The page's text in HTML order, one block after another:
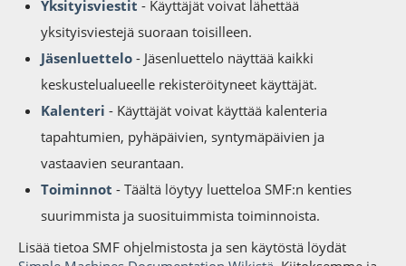
Yksityisviestit - Käyttäjät voivat lähettää
yksityisviestejä suoraan toisilleen.
Jäsenluettelo - Jäsenluettelo näyttää kaikki
keskustelualueelle rekisteröityneet käyttäjät.
Kalenteri - Käyttäjät voivat käyttää kalenteria
tapahtumien, pyhäpäivien, syntymäpäivien ja
vastaavien seurantaan.
Toiminnot - Täältä löytyy luetteloa SMF:n kenties
suurimmista ja suosituimmista toiminnoista.
Lisää tietoa SMF ohjelmistosta ja sen käytöstä löydät